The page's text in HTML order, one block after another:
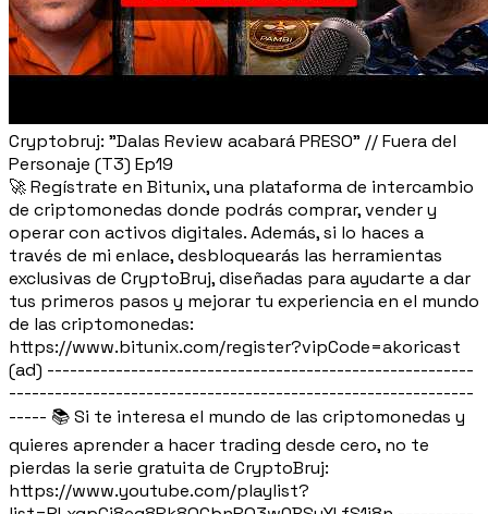
Cryptobruj: "Dalas Review acabará PRESO" // Fuera del
Personaje (T3) Ep19
🚀 Regístrate en Bitunix, una plataforma de intercambio
de criptomonedas donde podrás comprar, vender y
operar con activos digitales. Además, si lo haces a
través de mi enlace, desbloquearás las herramientas
exclusivas de CryptoBruj, diseñadas para ayudarte a dar
tus primeros pasos y mejorar tu experiencia en el mundo
de las criptomonedas:
https://www.bitunix.com/register?vipCode=akoricast
(ad) --------------------------------------------------------
-------------------------------------------------------------
----- 📚 Si te interesa el mundo de las criptomonedas y
quieres aprender a hacer trading desde cero, no te
pierdas la serie gratuita de CryptoBruj:
https://www.youtube.com/playlist?